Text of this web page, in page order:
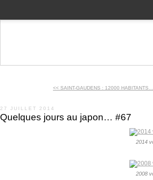
<< SAINT-GAUDENS : 12000
27 JUILLET 2014
Quelques jours au japon… #67
2014
2008